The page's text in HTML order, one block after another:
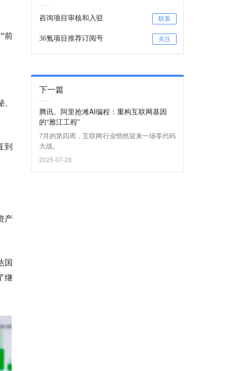
前
到
产
国
继
咨询项目审核和入驻 联系
36氪项目推荐订阅号 关注
下一篇
腾讯、阿里抢滩AI编程：重构互联网基因
的“雅江工程”
7月的第四周，互联网行业悄然迎来一场零代码
大战。
2025-07-28